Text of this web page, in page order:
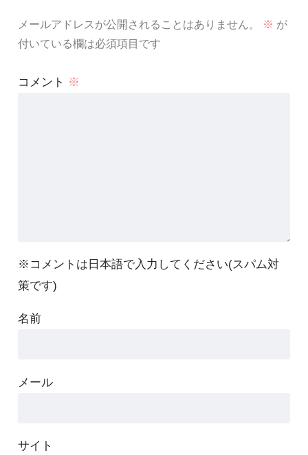
メールアドレスが公開されることはありません。 ※ が
付いている欄は必須項目です
コメント ※
※コメントは日本語で入力してください(スパム対
策です)
名前
メール
サイト